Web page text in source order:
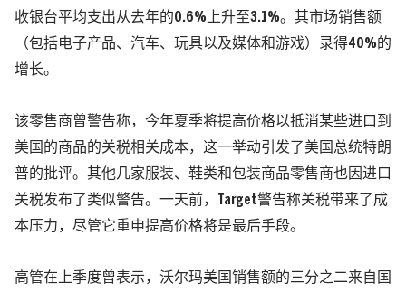
收银台平均支出从去年的0.6%上升至3.1%。其市场销售额
（包括电子产品、汽车、玩具以及媒体和游戏）录得40%的
增长。
该零售商曾警告称，今年夏季将提高价格以抵消某些进口到
美国的商品的关税相关成本，这一举动引发了美国总统特朗
普的批评。其他几家服装、鞋类和包装商品零售商也因进口
关税发布了类似警告。一天前，Target警告称关税带来了成
本压力，尽管它重申提高价格将是最后手段。
高管在上季度曾表示，沃尔玛美国销售额的三分之二来自国